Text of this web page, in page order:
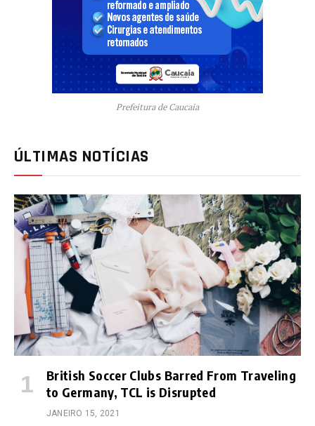
Prefeitura de Caucaia
ÚLTIMAS NOTÍCIAS
British Soccer Clubs Barred From Traveling
to Germany, TCL is Disrupted
JANEIRO 15, 2021